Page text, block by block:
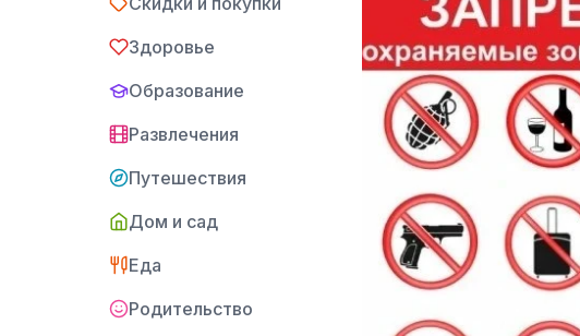
Здоровье
Образование
Развлечения
Путешествия
Дом и сад
Еда
Родительство